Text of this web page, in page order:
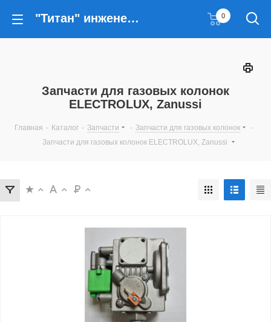
"Титан" инженерные решения 0
Запчасти для газовых колонок
ELECTROLUX, Zanussi
Главная - Каталог - Запчасти - Запчасти для газовых колонок
-
Запчасти для газовых колонок ELECTROLUX, Zanussi